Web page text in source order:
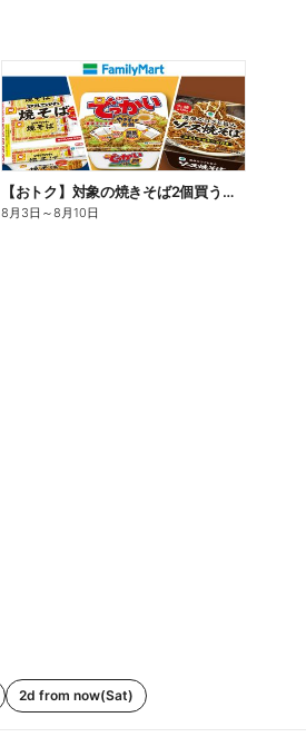
【おトク】対象の焼きそば2個買うと100円引き!
8月3日 ～8月10日
2d from now(Sat)